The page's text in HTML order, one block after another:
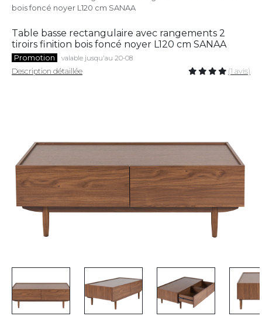
bois foncé noyer L120 cm SANAA
Table basse rectangulaire avec rangements 2
tiroirs finition bois foncé noyer L120 cm SANAA
Promotion valable jusqu'au 20-08
Description détaillée (1 avis)